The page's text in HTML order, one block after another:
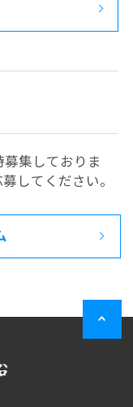
集しておりま
してください。